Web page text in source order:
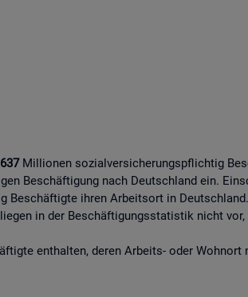
Millionen sozialversicherungspflichtig
Beschäftigung nach Deutschland ein.
Beschäftigte ihren Arbeitsort in Deutschland.
in der Beschäftigungsstatistik nicht
enthalten, deren Arbeits- oder